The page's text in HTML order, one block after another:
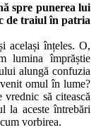
spre punerea lui
de traiul în patria
același înțeles. O,
lumina împrăștie
alungă confuzia
omul în lume?
vrednic să citească
la aceste întrebări
vorbirea.